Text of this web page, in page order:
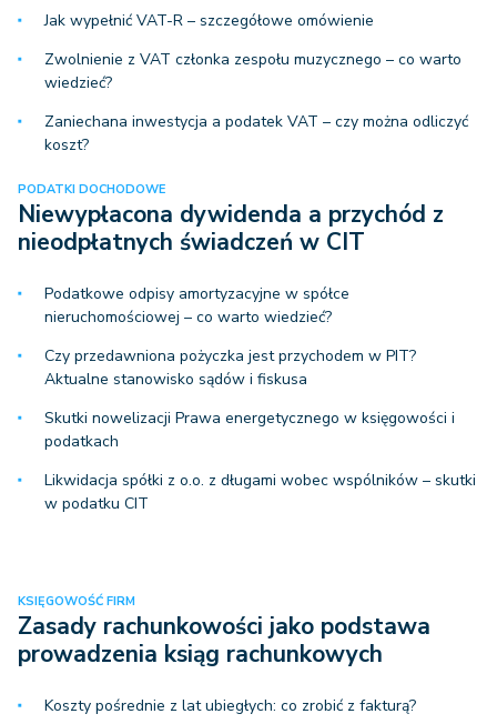
Jak wypełnić VAT-R – szczegółowe omówienie
Zwolnienie z VAT członka zespołu muzycznego – co warto
wiedzieć?
Zaniechana inwestycja a podatek VAT – czy można odliczyć
koszt?
PODATKI DOCHODOWE
Niewypłacona dywidenda a przychód z
nieodpłatnych świadczeń w CIT
Podatkowe odpisy amortyzacyjne w spółce
nieruchomościowej – co warto wiedzieć?
Czy przedawniona pożyczka jest przychodem w PIT?
Aktualne stanowisko sądów i fiskusa
Skutki nowelizacji Prawa energetycznego w księgowości i
podatkach
Likwidacja spółki z o.o. z długami wobec wspólników – skutki
w podatku CIT
KSIĘGOWOŚĆ FIRM
Zasady rachunkowości jako podstawa
prowadzenia ksiąg rachunkowych
Koszty pośrednie z lat ubiegłych: co zrobić z fakturą?